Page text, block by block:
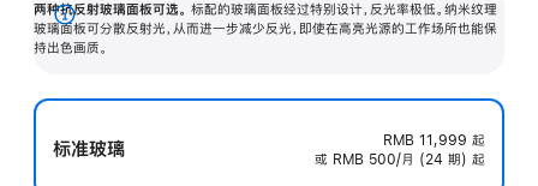
两种抗反射玻璃面板可选。 标配的玻璃面板经过特别设计，反光率极低。纳米纹理
玻璃面板可分散反射光，从而进一步减少反光，即使在高亮光源的工作场所也能保
持出色画质。
展
开
标准玻璃 RMB 11,999 起
或 RMB 500/月 (24 期) 起